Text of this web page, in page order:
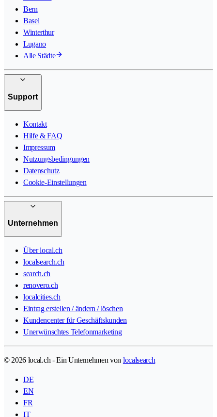
Bern
Basel
Winterthur
Lugano
Alle Städte
Support
Kontakt
Hilfe & FAQ
Impressum
Nutzungsbedingungen
Datenschutz
Cookie-Einstellungen
Unternehmen
Über local.ch
localsearch.ch
search.ch
renovero.ch
localcities.ch
Eintrag erstellen / ändern / löschen
Kundencenter für Geschäftskunden
Unerwünschtes Telefonmarketing
© 2026 local.ch - Ein Unternehmen von localsearch
DE
EN
FR
IT